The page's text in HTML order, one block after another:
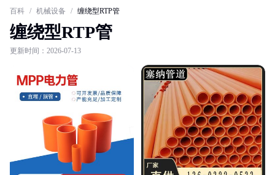
百科 / 机械设备 / 缠绕型RTP管
缠绕型RTP管
更新时间：2026-07-13